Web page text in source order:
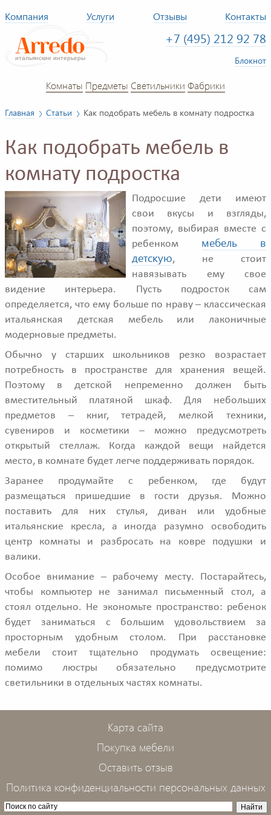
Компания Услуги Отзывы Контакты
+7 (495) 212 92 78
Блокнот
Комнаты Предметы Светильники Фабрики
Главная Статьи Как подобрать мебель в комнату подростка
Как подобрать мебель в
комнату подростка
Подросшие дети имеют
свои вкусы и взгляды,
поэтому, выбирая вместе с
ребенком мебель в
детскую, не стоит
навязывать ему свое
видение интерьера. Пусть подросток сам
определяется, что ему больше по нраву – классическая
итальянская детская мебель или лаконичные
модерновые предметы.
Обычно у старших школьников резко возрастает
потребность в пространстве для хранения вещей.
Поэтому в детской непременно должен быть
вместительный платяной шкаф. Для небольших
предметов – книг, тетрадей, мелкой техники,
сувениров и косметики – можно предусмотреть
открытый стеллаж. Когда каждой вещи найдется
место, в комнате будет легче поддерживать порядок.
Заранее продумайте с ребенком, где будут
размещаться пришедшие в гости друзья. Можно
поставить для них стулья, диван или удобные
итальянские кресла, а иногда разумно освободить
центр комнаты и разбросать на ковре подушки и
валики.
Особое внимание – рабочему месту. Постарайтесь,
чтобы компьютер не занимал письменный стол, а
стоял отдельно. Не экономьте пространство: ребенок
будет заниматься с большим удовольствием за
просторным удобным столом. При расстановке
мебели стоит тщательно продумать освещение:
помимо люстры обязательно предусмотрите
светильники в отдельных частях комнаты.
Карта сайта
Покупка мебели
Оставить отзыв
Политика конфиденциальности персональных данных